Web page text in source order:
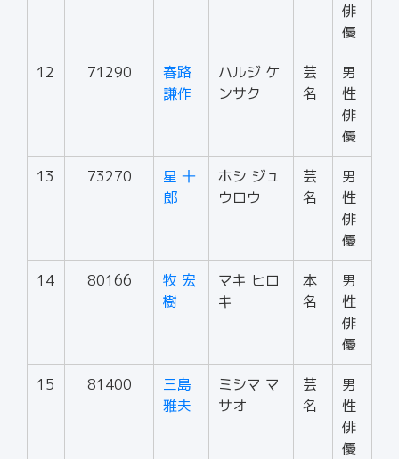
俳
優
12 71290
春路
謙作
ハルジ ケ
ンサク
芸
名
男
性
俳
優
13 73270
星 十
郎
ホシ ジュ
ウロウ
芸
名
男
性
俳
優
14 80166
牧 宏
樹
マキ ヒロ
キ
本
名
男
性
俳
優
15 81400
三島
雅夫
ミシマ マ
サオ
芸
名
男
性
俳
優